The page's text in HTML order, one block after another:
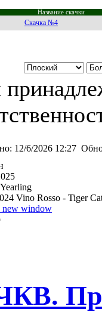
Название скачки
Скачка №4
12/6/2026 12:27
Vino Rosso - Tiger